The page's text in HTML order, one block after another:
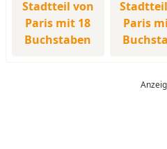
Stadtteil von
Paris mit 18
Buchstaben
Paris